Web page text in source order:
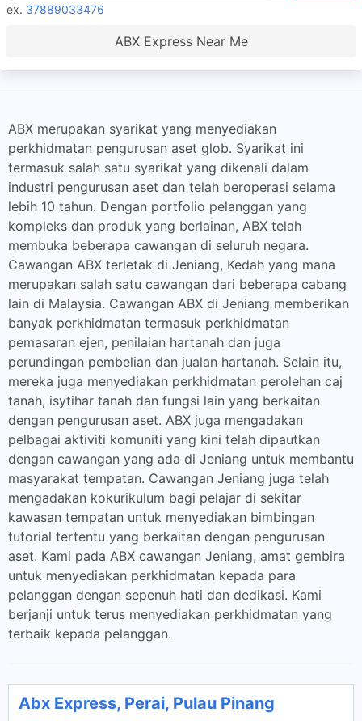
ex. 37889033476
ABX Express Near Me
ABX merupakan syarikat yang menyediakan
perkhidmatan pengurusan aset glob. Syarikat ini
termasuk salah satu syarikat yang dikenali dalam
industri pengurusan aset dan telah beroperasi selama
lebih 10 tahun. Dengan portfolio pelanggan yang
kompleks dan produk yang berlainan, ABX telah
membuka beberapa cawangan di seluruh negara.
Cawangan ABX terletak di Jeniang, Kedah yang mana
merupakan salah satu cawangan dari beberapa cabang
lain di Malaysia. Cawangan ABX di Jeniang memberikan
banyak perkhidmatan termasuk perkhidmatan
pemasaran ejen, penilaian hartanah dan juga
perundingan pembelian dan jualan hartanah. Selain itu,
mereka juga menyediakan perkhidmatan perolehan caj
tanah, isytihar tanah dan fungsi lain yang berkaitan
dengan pengurusan aset. ABX juga mengadakan
pelbagai aktiviti komuniti yang kini telah dipautkan
dengan cawangan yang ada di Jeniang untuk membantu
masyarakat tempatan. Cawangan Jeniang juga telah
mengadakan kokurikulum bagi pelajar di sekitar
kawasan tempatan untuk menyediakan bimbingan
tutorial tertentu yang berkaitan dengan pengurusan
aset. Kami pada ABX cawangan Jeniang, amat gembira
untuk menyediakan perkhidmatan kepada para
pelanggan dengan sepenuh hati dan dedikasi. Kami
berjanji untuk terus menyediakan perkhidmatan yang
terbaik kepada pelanggan.
Abx Express, Perai, Pulau Pinang